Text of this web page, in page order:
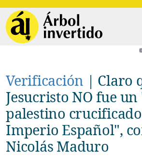
Verificación | Claro
Jesucristo NO fue
palestino
Imperio Español",
Nicolás Maduro